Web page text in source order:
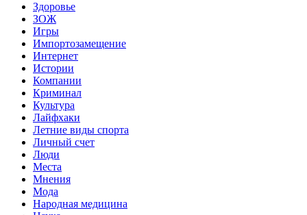
Здоровье
ЗОЖ
Игры
Импортозамещение
Интернет
Истории
Компании
Криминал
Культура
Лайфхаки
Летние виды спорта
Личный счет
Люди
Места
Мнения
Мода
Народная медицина